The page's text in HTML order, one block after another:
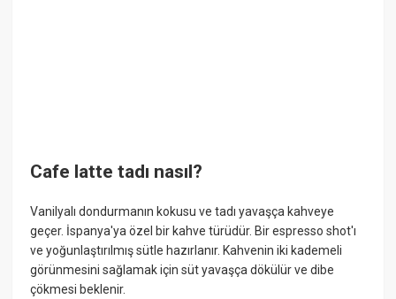
Cafe latte tadı nasıl?
Vanilyalı dondurmanın kokusu ve tadı yavaşça kahveye
geçer. İspanya'ya özel bir kahve türüdür. Bir espresso shot'ı
ve yoğunlaştırılmış sütle hazırlanır. Kahvenin iki kademeli
görünmesini sağlamak için süt yavaşça dökülür ve dibe
çökmesi beklenir.